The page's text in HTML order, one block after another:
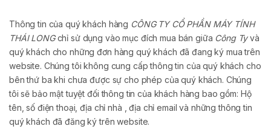
Thông tin của quý khách hàng CÔNG TY CỔ PHẦN MÁY TÍNH
THÁI LONGchỉ sử dụng vào mục đích mua bán giữa Công Tyvà
quý khách cho những đơn hàng quý khách đã đang ký mua trên
website. Chúng tôi không cung cấp thông tin của quý khách cho
bên thứ ba khi chưa được sự cho phép của quý khách. Chúng
tôi sẽ bảo mật tuyệt đối thông tin của khách hàng bao gồm: Hộ
tên, số điện thoại, địa chỉ nhà , địa chỉ email và những thông tin
quý khách đã đăng ký trên website.